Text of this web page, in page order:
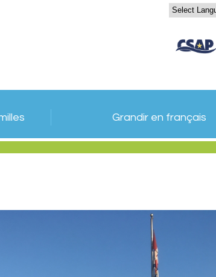
Grandir en français